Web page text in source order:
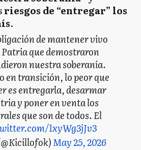
riesgos de “entregar” los
.
de mantener vivo
que demostraron
nuestra soberanía.
en transición, lo peor que
es entregarla, desarmar
y poner en venta los
que son de todos. El
1xyWg3jJv3
May 25, 2026